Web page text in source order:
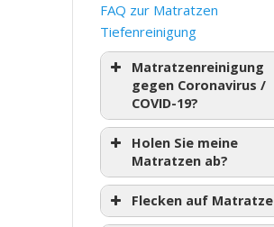
FAQ zur Matratzen
Tiefenreinigung
Matratzenreinigung
gegen Coronavirus /
COVID-19?
Holen Sie meine
Matratzen ab?
Flecken auf Matratze